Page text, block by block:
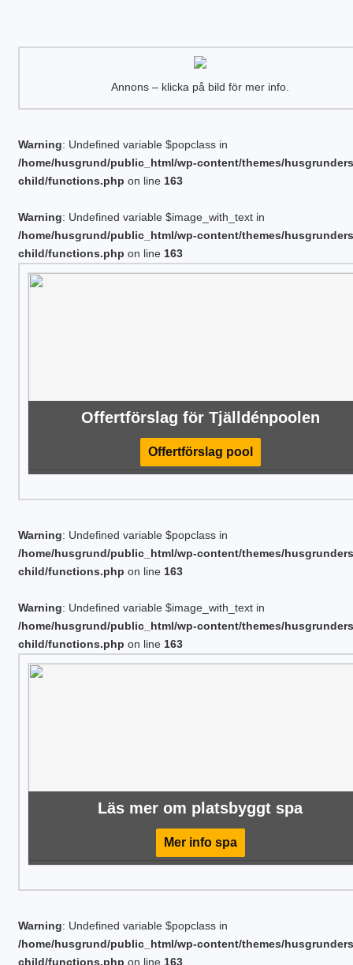
Annons – klicka på bild för mer info.
Warning: Undefined variable $popclass in
/home/husgrund/public_html/wp-content/themes/
child/functions.php on line 163
Warning: Undefined variable $image_with_text in
/home/husgrund/public_html/wp-content/themes/
child/functions.php on line 163
Offertförslag för Tjälldénpoolen
Offertförslag pool
Warning: Undefined variable $popclass in
/home/husgrund/public_html/wp-content/themes/
child/functions.php on line 163
Warning: Undefined variable $image_with_text in
/home/husgrund/public_html/wp-content/themes/
child/functions.php on line 163
Läs mer om platsbyggt spa
Mer info spa
Warning: Undefined variable $popclass in
/home/husgrund/public_html/wp-content/themes/
child/functions.php on line 163